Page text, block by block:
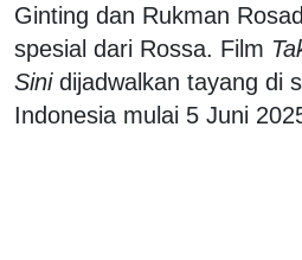
Ginting dan Rukman
spesial dari Rossa. Film
Sini dijadwalkan tayang di
Indonesia mulai 5 Juni